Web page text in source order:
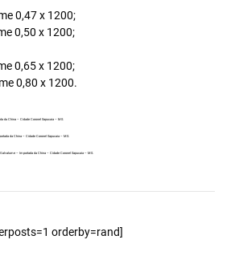
0,47 x 1200;
0,50 x 1200;
0,65 x 1200;
0,80 x 1200.
da China – Cidade Coronel Sapucaia – MS.
da China – Cidade Coronel Sapucaia – MS.
– Importada da China – Cidade Coronel Sapucaia – MS.
orderby=rand]